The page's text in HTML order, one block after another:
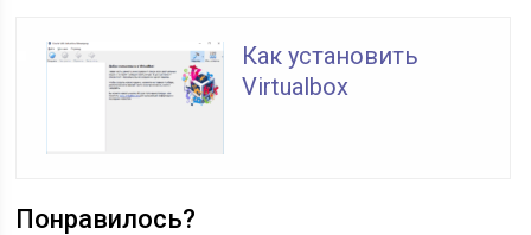
Как установить
Virtualbox
Понравилось?